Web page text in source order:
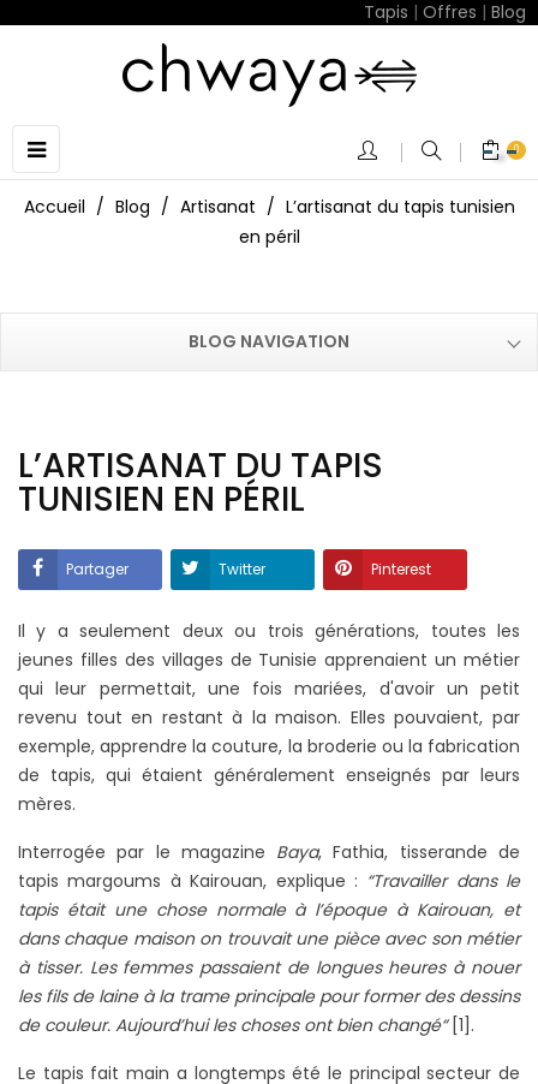
Tapis | Offres | Blog
Basculer
la
navigation
☰ 0
Accueil Blog Artisanat
L’artisanat du tapis tunisien
en péril
BLOG NAVIGATION
L’ARTISANAT DU TAPIS
TUNISIEN EN PÉRIL
Partager Twitter Pinterest
Il y a seulement deux ou trois générations, toutes les
jeunes filles des villages de Tunisie apprenaient un métier
qui leur permettait, une fois mariées, d'avoir un petit
revenu tout en restant à la maison. Elles pouvaient, par
exemple, apprendre la couture, la broderie ou la fabrication
de tapis, qui étaient généralement enseignés par leurs
mères.
Interrogée par le magazine Baya, Fathia, tisserande de
tapis margoums à Kairouan, explique : “Travailler dans le
tapis était une chose normale à l’époque à Kairouan, et
dans chaque maison on trouvait une pièce avec son métier
à tisser. Les femmes passaient de longues heures à nouer
les fils de laine à la trame principale pour former des dessins
de couleur. Aujourd’hui les choses ont bien changé“ [1].
Le tapis fait main a longtemps été le principal secteur de